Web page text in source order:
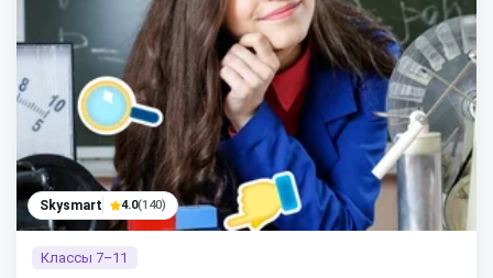
Skysmart 4.0(140)
Классы 7–11